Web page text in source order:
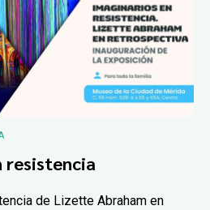
resistencia
de Lizette Abraham en